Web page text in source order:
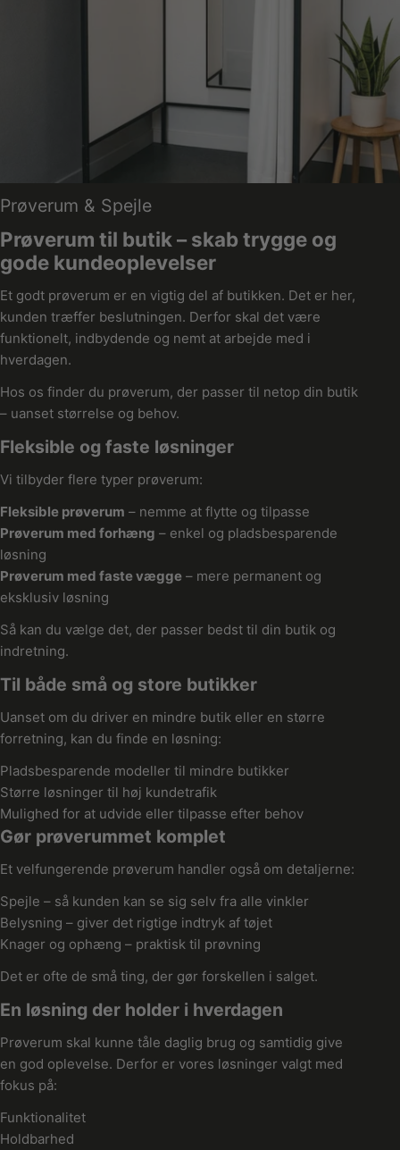
K
o
l
l
e
k
t
i
o
n
:
Prøverum & Spejle
Prøverum til butik – skab trygge og
gode kundeoplevelser
Et godt prøverum er en vigtig del af butikken. Det er her,
kunden træffer beslutningen. Derfor skal det være
funktionelt, indbydende og nemt at arbejde med i
hverdagen.
Hos os finder du prøverum, der passer til netop din butik
– uanset størrelse og behov.
Fleksible og faste løsninger
Vi tilbyder flere typer prøverum:
Fleksible prøverum – nemme at flytte og tilpasse
Prøverum med forhæng – enkel og pladsbesparende
løsning
Prøverum med faste vægge – mere permanent og
eksklusiv løsning
Så kan du vælge det, der passer bedst til din butik og
indretning.
Til både små og store butikker
Uanset om du driver en mindre butik eller en større
forretning, kan du finde en løsning:
Pladsbesparende modeller til mindre butikker
Større løsninger til høj kundetrafik
Mulighed for at udvide eller tilpasse efter behov
Gør prøverummet komplet
Et velfungerende prøverum handler også om detaljerne:
Spejle – så kunden kan se sig selv fra alle vinkler
Belysning – giver det rigtige indtryk af tøjet
Knager og ophæng – praktisk til prøvning
Det er ofte de små ting, der gør forskellen i salget.
En løsning der holder i hverdagen
Prøverum skal kunne tåle daglig brug og samtidig give
en god oplevelse. Derfor er vores løsninger valgt med
fokus på:
Funktionalitet
Holdbarhed